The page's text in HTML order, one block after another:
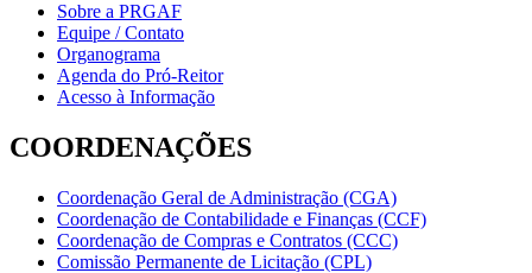
Sobre a PRGAF
Equipe / Contato
Organograma
Agenda do Pró-Reitor
Acesso à Informação
COORDENAÇÕES
Coordenação Geral de Administração (CGA)
Coordenação de Contabilidade e Finanças (CCF)
Coordenação de Compras e Contratos (CCC)
Comissão Permanente de Licitação (CPL)